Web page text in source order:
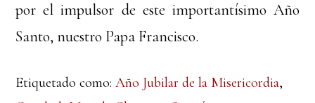
por el impulsor de este importantísimo Año
Santo, nuestro Papa Francisco.
Etiquetado como:Año Jubilar de la Misericordia,